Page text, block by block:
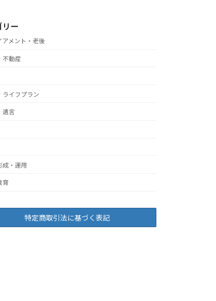
リー
アメント・老後
不動産
ライフプラン
遺言
成・運用
育
特定商取引法に基づく表記